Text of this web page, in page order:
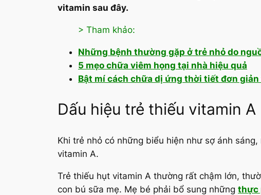
vitamin sau đây.
> Tham khảo:
Những bệnh thường gặp ở trẻ nhỏ do
5 mẹo chữa viêm họng tại nhà hiệu quả
Bật mí cách chữa dị ứng thời tiết đơn giản
Dấu hiệu trẻ thiếu vitamin A
Khi trẻ nhỏ có những biểu hiện như sợ ánh
vitamin A.
Trẻ thiếu hụt vitamin A thường rất chậm lớn,
con bú sữa mẹ. Mẹ bé phải bổ sung những thực